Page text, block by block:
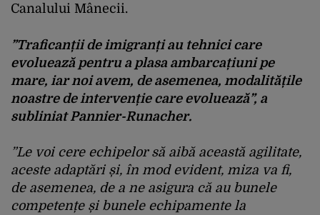
Canalului Mânecii.
”Traficanții de imigranți au tehnici care
evoluează pentru a plasa ambarcațiuni pe
mare, iar noi avem, de asemenea, modalitățile
noastre de intervenție care evoluează”, a
subliniat Pannier-Runacher.
”Le voi cere echipelor să aibă această agilitate,
aceste adaptări și, în mod evident, miza va fi,
de asemenea, de a ne asigura că au bunele
competențe și bunele echipamente la